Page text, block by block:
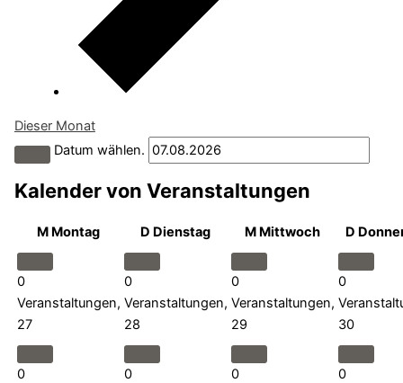
Dieser Monat
Datum wählen.
Kalender von Veranstaltungen
M Montag D Dienstag M Mittwoch D
0
Veranstaltungen,
27
0
Veranstaltungen,
28
0
Veranstaltungen,
29
0
30
0
0
0
0